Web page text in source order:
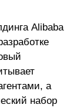
Alibaba
а
набор